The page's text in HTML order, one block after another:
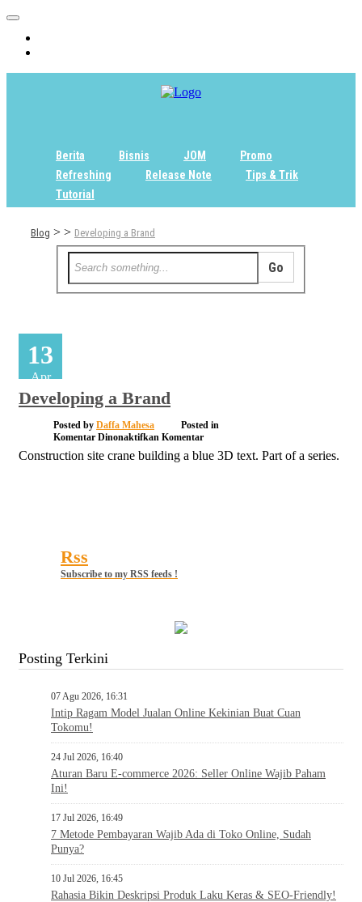
Berita Bisnis JOM
Promo
Refreshing
Release Note
Tips & Trik
Tutorial
Blog > > Developing a Brand
13
Apr
Developing a Brand
Posted by Daffa Mahesa
Posted in
Komentar Dinonaktifkan pada
a
Komentar
Construction site crane building a blue 3D text. Part of a series.
Rss
Subscribe to my RSS feeds !
Posting Terkini
07 Agu 2026, 16:31
Intip Ragam Model Jualan Online Kekinian Buat Cuan
Tokomu!
24 Jul 2026, 16:40
Aturan Baru E-commerce 2026: Seller Online Wajib Paham
Ini!
17 Jul 2026, 16:49
7 Metode Pembayaran Wajib Ada di Toko Online, Sudah
Punya?
10 Jul 2026, 16:45
Rahasia Bikin Deskripsi Produk Laku Keras & SEO-Friendly!